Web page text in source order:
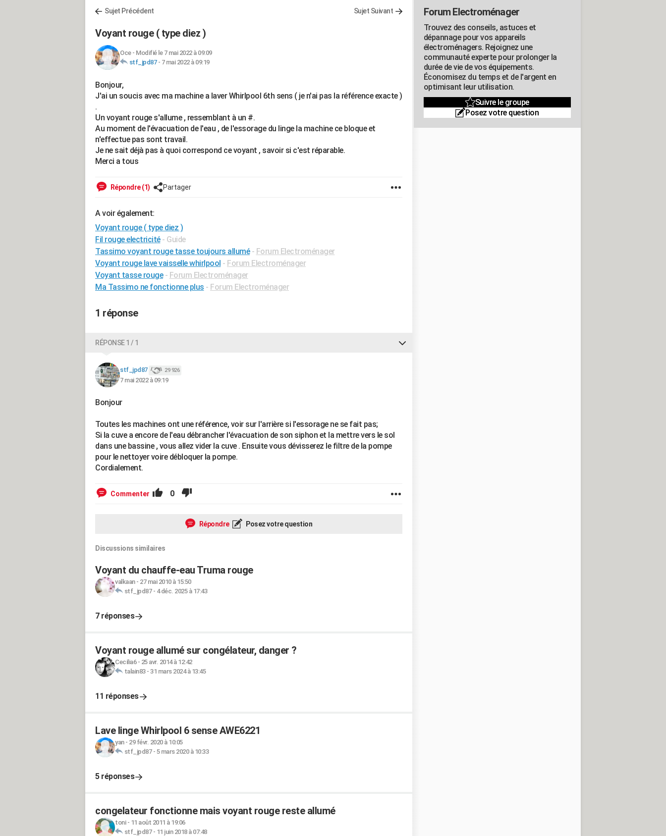
Sujet Précédent Sujet Suivant
Voyant rouge ( type diez )
Oce- Modifié le 7 mai 2022 à 09:09
stf_jpd87- 7 mai 2022 à 09:19
Bonjour,
J'ai un soucis avec ma machine a laver Whirlpool 6th sens ( je n'ai pas la référence exacte )
.
Un voyant rouge s'allume , ressemblant à un #.
Au moment de l'évacuation de l'eau , de l'essorage du linge la machine ce bloque et
n'effectue pas sont travail.
Je ne sait déjà pas à quoi correspond ce voyant , savoir si c'est réparable.
Merci a tous
Répondre (1) Partager
A voir également:
Voyant rouge ( type diez )
Fil rouge electricité - Guide
Tassimo voyant rouge tasse toujours allumé - Forum Electroménager
Voyant rouge lave vaisselle whirlpool - Forum Electroménager
Voyant tasse rouge - Forum Electroménager
Ma Tassimo ne fonctionne plus - Forum Electroménager
1 réponse
RÉPONSE 1 / 1
stf_jpd87 29 926
7 mai 2022 à 09:19
Bonjour
Toutes les machines ont une référence, voir sur l'arrière si l'essorage ne se fait pas;
Si la cuve a encore de l'eau débrancher l'évacuation de son siphon et la mettre vers le sol
dans une bassine , vous allez vider la cuve . Ensuite vous dévisserez le filtre de la pompe
pour le nettoyer voire débloquer la pompe.
Cordialement.
Commenter 0
Répondre Posez votre question
Discussions similaires
Voyant du chauffe-eau Truma rouge
valkaan- 27 mai 2010 à 15:50
stf_jpd87- 4 déc. 2025 à 17:43
7 réponses
Voyant rouge allumé sur congélateur, danger ?
Cecilia6- 25 avr. 2014 à 12:42
talain83- 31 mars 2024 à 13:45
11 réponses
Lave linge Whirlpool 6 sense AWE6221
yan- 29 févr. 2020 à 10:05
stf_jpd87- 5 mars 2020 à 10:33
5 réponses
congelateur fonctionne mais voyant rouge reste allumé
toni- 11 août 2011 à 19:06
stf_jpd87- 11 juin 2018 à 07:48
Forum Electroménager
Trouvez des conseils, astuces et
dépannage pour vos appareils
électroménagers. Rejoignez une
communauté experte pour prolonger la
durée de vie de vos équipements.
Économisez du temps et de l'argent en
optimisant leur utilisation.
Suivre le groupe
Posez votre question